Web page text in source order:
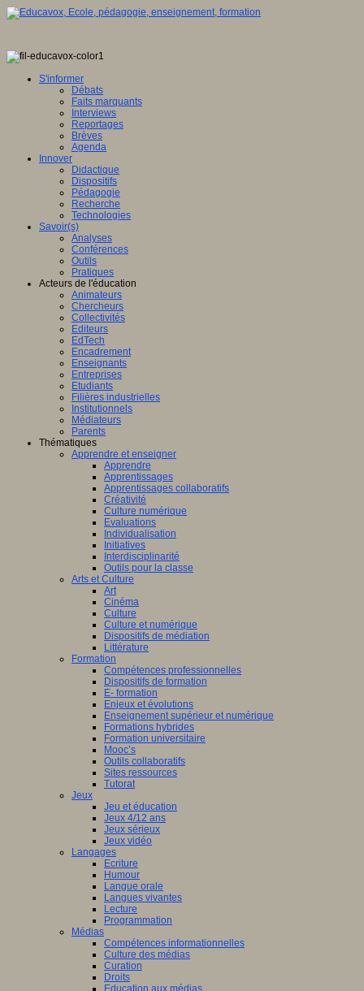
S'informer
Débats
Faits marquants
Interviews
Reportages
Brèves
Agenda
Innover
Didactique
Dispositifs
Pédagogie
Recherche
Technologies
Savoir(s)
Analyses
Conférences
Outils
Pratiques
Acteurs de l'éducation
Animateurs
Chercheurs
Collectivités
Editeurs
EdTech
Encadrement
Enseignants
Entreprises
Etudiants
Filières industrielles
Institutionnels
Médiateurs
Parents
Thématiques
Apprendre et enseigner
Apprendre
Apprentissages
Apprentissages collaboratifs
Créativité
Culture numérique
Evaluations
Individualisation
Initiatives
Interdisciplinarité
Outils pour la classe
Arts et Culture
Art
Cinéma
Culture
Culture et numérique
Dispositifs de médiation
Littérature
Formation
Compétences professionnelles
Dispositifs de formation
E- formation
Enjeux et évolutions
Enseignement supérieur et numérique
Formations hybrides
Formation universitaire
Mooc’s
Outils collaboratifs
Sites ressources
Tutorat
Jeux
Jeu et éducation
Jeux 4/12 ans
Jeux sérieux
Jeux vidéo
Langages
Ecriture
Humour
Langue orale
Langues vivantes
Lecture
Programmation
Médias
Compétences informationnelles
Culture des médias
Curation
Droits
Education aux médias